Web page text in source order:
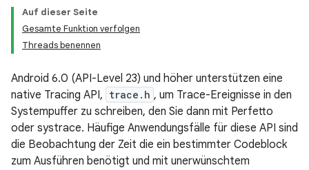
Auf dieser Seite
Gesamte Funktion verfolgen
Threads benennen
Android 6.0 (API-Level 23) und höher unterstützen eine
native Tracing API, trace.h , um Trace-Ereignisse in den
Systempuffer zu schreiben, den Sie dann mit Perfetto
oder systrace. Häufige Anwendungsfälle für diese API sind
die Beobachtung der Zeit die ein bestimmter Codeblock
zum Ausführen benötigt und mit unerwünschtem